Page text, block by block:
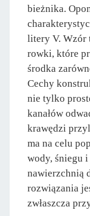
bieżnika.
litery V. Wzór
rowki, które
środka
Cechy
nie tylko
kanałów
krawędzi
ma na celu
wody, śniegu
nawierzchnią
rozwiązania
zwłaszcza